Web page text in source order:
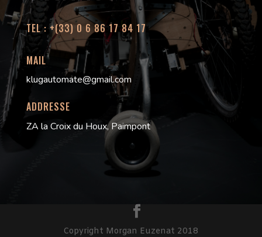
TEL : +(33) 0 6 86 17 84 17
MAIL
klugautomate@gmail.com
ADDRESSE
ZA la Croix du Houx, Paimpont
Copyright Morgan Euzenat 2018